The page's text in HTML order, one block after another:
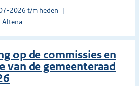
2026 t/m heden
Altena
op de commissies en
van de gemeenteraad